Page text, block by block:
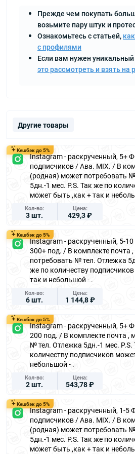
Прежде чем покупать
возьмите пару штук и
Ознакомьтесь с статьей,
с профилями
Если вам нужен уникальный
это рассмотреть и взять на
Другие товары
Кешбэк до 5%
Instagram - раскрученный,
подписчиков / Ава. MIX. / В
(родная) может потребовать
5дн.-1 мес. P.S. Так же по
может быть ,как + так и
Кол-во
3 шт.
Цена
429,3 ₽
Кешбэк до 5%
Instagram - раскрученный,
300+ под. / В комплекте почта
потребовать № тел. Отлежка
же по количеству
так и небольшой - .
Кол-во
6 шт.
Цена
1 144,8 ₽
Кешбэк до 5%
Instagram - раскрученный,
200 под. / В комплекте почта ,
№ тел. Отлежка 5дн.-1 мес. P.S.
количеству подписчиков
небольшой - .
Кол-во
2 шт.
Цена
543,78 ₽
Кешбэк до 5%
Instagram - раскрученный, 1-
подписчиков / Ава. MIX. / В
(родная) может потребовать
5дн.-1 мес. P.S. Так же по
может быть ,как + так и